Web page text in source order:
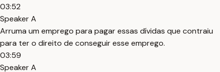
03:52
Speaker A
Arruma um emprego para pagar essas dívidas que contraiu
para ter o direito de conseguir esse emprego.
03:59
Speaker A